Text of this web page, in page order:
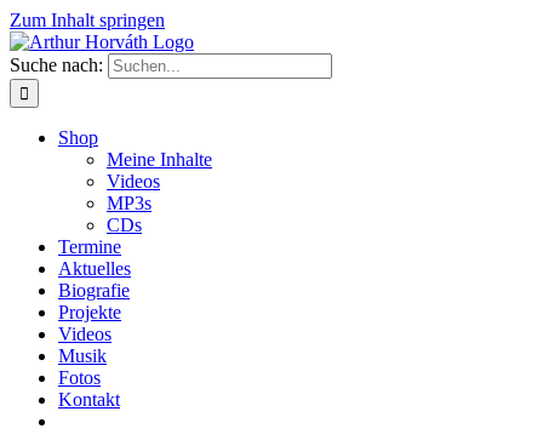
Zum Inhalt springen
Suche nach:
Shop
Meine Inhalte
Videos
MP3s
CDs
Termine
Aktuelles
Biografie
Projekte
Videos
Musik
Fotos
Kontakt